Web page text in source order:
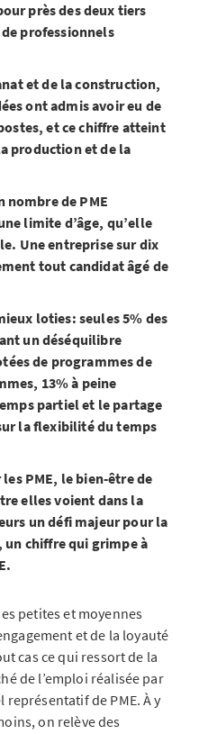
près des deux tiers
professionnels
et de la construction,
ont admis avoir eu de
et ce chiffre atteint
production et de la
nombre de PME
limite d’âge, qu’elle
Une entreprise sur dix
tout candidat âgé de
loties: seules 5% des
un déséquilibre
de programmes de
13% à peine
partiel et le partage
la flexibilité du temps
PME, le bien-être de
elles voient dans la
un défi majeur pour la
un chiffre qui grimpe à
petites et moyennes
et de la loyauté
cas ce qui ressort de la
de l’emploi réalisée par
représentatif de PME. À y
on relève des